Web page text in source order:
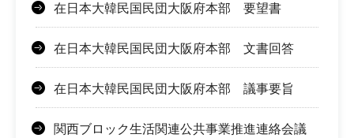
在日本大韓民国民団大阪府本部 要望書
在日本大韓民国民団大阪府本部 文書回答
在日本大韓民国民団大阪府本部 議事要旨
関西ブロック生活関連公共事業推進連絡会議